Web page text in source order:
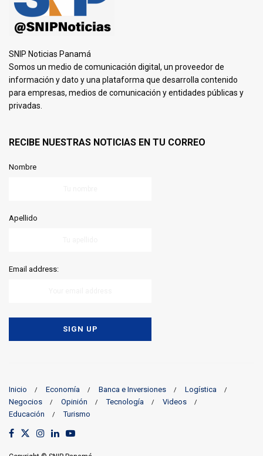
SNIP Noticias Panamá
Somos un medio de comunicación digital, un proveedor de
información y dato y una plataforma que desarrolla contenido
para empresas, medios de comunicación y entidades públicas y
privadas.
RECIBE NUESTRAS NOTICIAS EN TU CORREO
Nombre
Apellido
Email address:
Inicio Economía Banca e Inversiones
Logística
Negocios
Opinión Tecnología
Videos
Educación
Turismo